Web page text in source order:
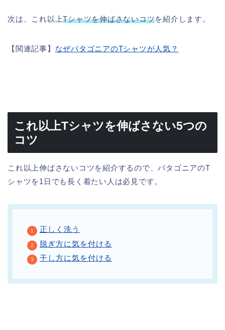
次は、これ以上Tシャツを伸ばさないコツを紹介します。
【関連記事】 なぜパタゴニアのTシャツが人気？
これ以上Tシャツを伸ばさない5つの
コツ
これ以上伸ばさないコツを紹介するので、パタゴニアのT
シャツを1日でも長く着たい人は必見です。
正しく洗う
脱ぎ方に気を付ける
干し方に気を付ける